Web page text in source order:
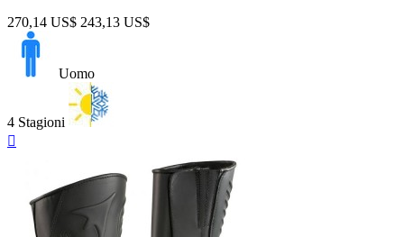
270,14 US$ 243,13 US$
Uomo
4 Stagioni
